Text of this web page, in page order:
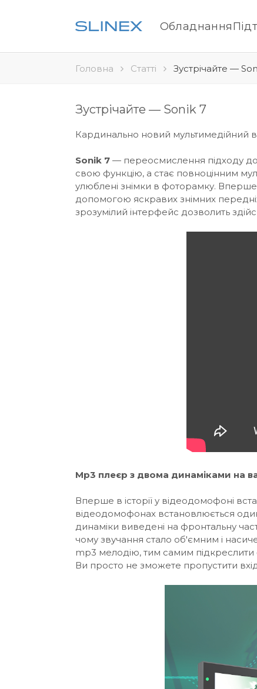
Обладнання
Головна Статті Зустрічайте —
Зустрічайте — Sonik 7
Кардинально новий
Sonik 7— переосмислення підходу до
свою функцію, а стає повноцінним
улюблені знімки в фоторамку. Вперше
допомогою яскравих знімних
зрозумілий інтерфейс дозволить
Mp3 плеєр з двома динаміками на
Вперше в історії у відеодомофоні
відеодомофонах встановлюється один
динаміки виведені на фронтальну
чому звучання стало об'ємним і
mp3 мелодію, тим самим підкреслити
Ви просто не зможете пропустити